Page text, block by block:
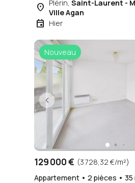
place Plérin,Saint-Laurent -
Ville Agan
event Hier
Nouveau
129 000 € (3 728,32 €/m²)
Appartement • 2 pièces • 35